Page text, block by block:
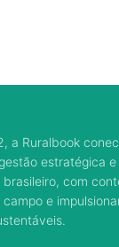
a Ruralbook
estratégica
brasileiro, com
campo e